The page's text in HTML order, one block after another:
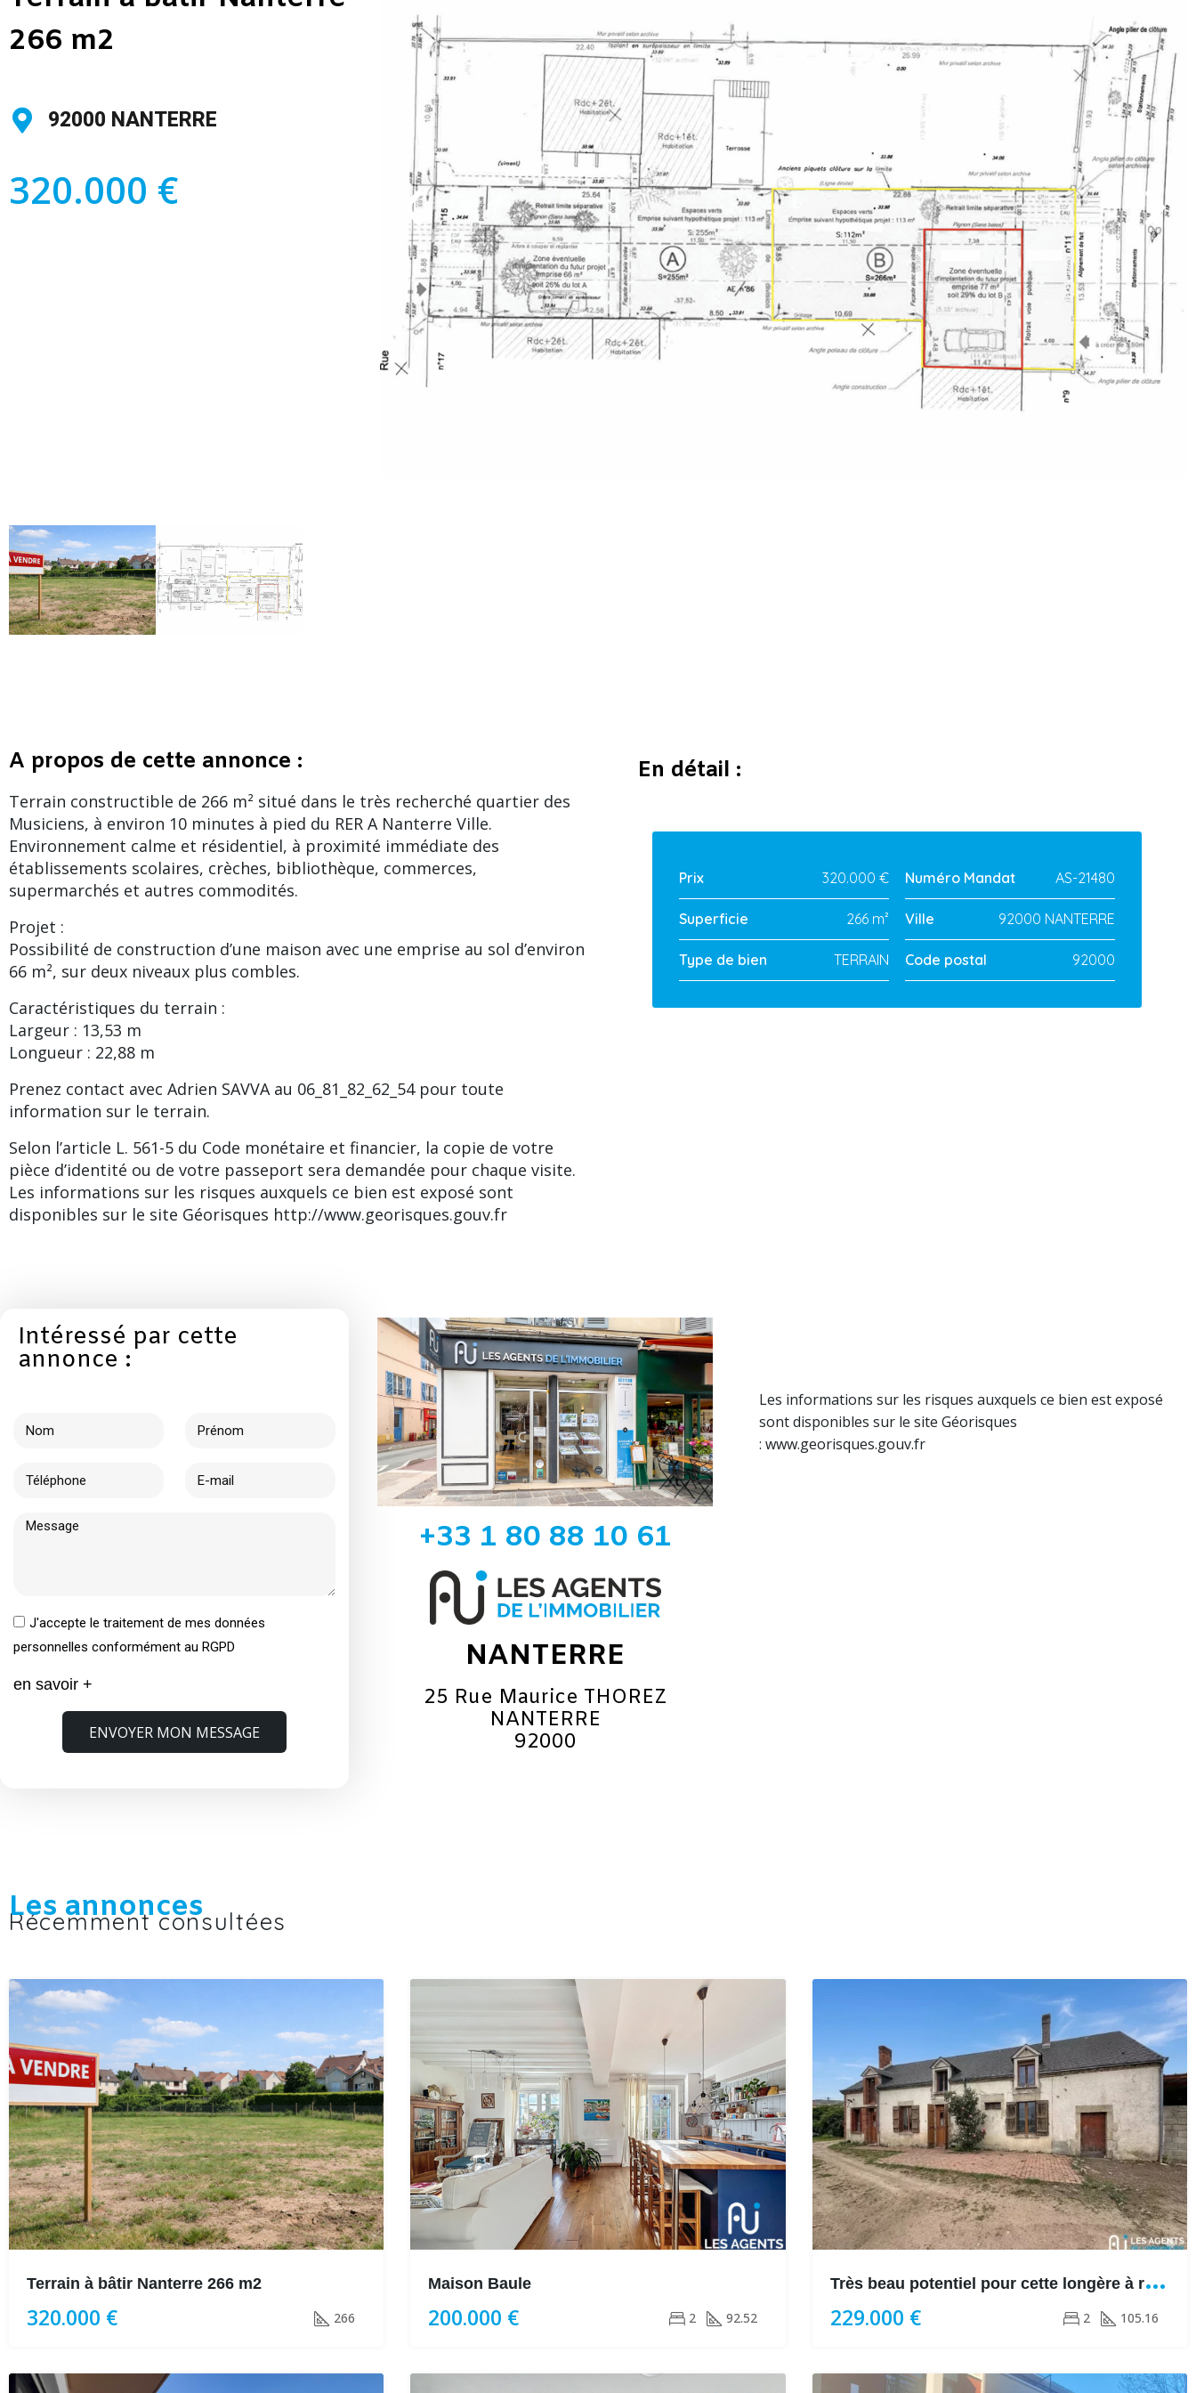
266 m2
92000 NANTERRE
320.000 €
A propos de cette annonce :
Terrain constructible de 266 m² situé dans le très recherché quartier des
Musiciens, à environ 10 minutes à pied du RER A Nanterre Ville.
Environnement calme et résidentiel, à proximité immédiate des
établissements scolaires, crèches, bibliothèque, commerces,
supermarchés et autres commodités.
Projet :
Possibilité de construction d’une maison avec une emprise au sol d’environ
66 m², sur deux niveaux plus combles.
Caractéristiques du terrain :
Largeur : 13,53 m
Longueur : 22,88 m
Prenez contact avec Adrien SAVVA au 06_81_82_62_54 pour toute
information sur le terrain.
Selon l’article L. 561-5 du Code monétaire et financier, la copie de votre
pièce d’identité ou de votre passeport sera demandée pour chaque visite.
Les informations sur les risques auxquels ce bien est exposé sont
disponibles sur le site Géorisques http://www.georisques.gouv.fr
En détail :
Prix 320.000 €
Superficie 266 m²
Type de bien TERRAIN
Numéro Mandat AS-21480
Ville 92000 NANTERRE
Code postal 92000
Intéressé par cette
annonce :
J'accepte le traitement de mes données
personnelles conformément au RGPD
en savoir +
ENVOYER MON MESSAGE
+33 1 80 88 10 61
NANTERRE
25 Rue Maurice THOREZ
NANTERRE
92000
Les informations sur les risques auxquels ce bien est exposé
sont disponibles sur le site Géorisques
: www.georisques.gouv.fr
Les annonces
Récemment consultées
Terrain à bâtir Nanterre 266 m2
320.000 € 266
Maison Baule
200.000 € 2 92.52
T
rès beau potentiel pour cette longère à réhabiliter !
229.000 € 2 105.16